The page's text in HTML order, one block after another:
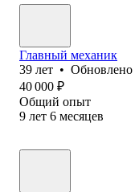
Главный механик
39 лет • Обновлено
40 000 ₽
Общий опыт
9 лет 6 месяцев